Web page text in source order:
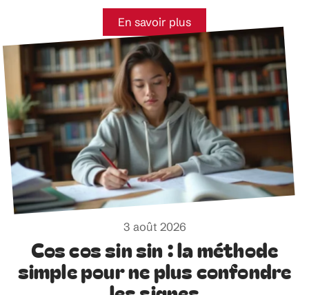
En savoir plus
3 août 2026
Cos cos sin sin : la méthode
simple pour ne plus confondre